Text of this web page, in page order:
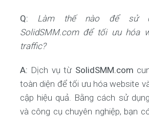
Q:
Làm thế nào để sử
SolidSMM.com để tối ưu hóa
traffic?
A: Dịch vụ từ SolidSMM.com
toàn diện để tối ưu hóa website
cập hiệu quả. Bằng cách sử
và công cụ chuyên nghiệp, bạn